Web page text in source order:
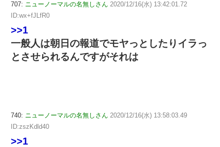
707: ニューノーマルの名無しさん 2020/12/16(水) 13:42:01.72
ID:wx+fJLfR0
>>1
一般人は朝日の報道でモヤっとしたりイラっ
とさせられるんですがそれは
740: ニューノーマルの名無しさん 2020/12/16(水) 13:58:03.49
ID:zszKdld40
>>1